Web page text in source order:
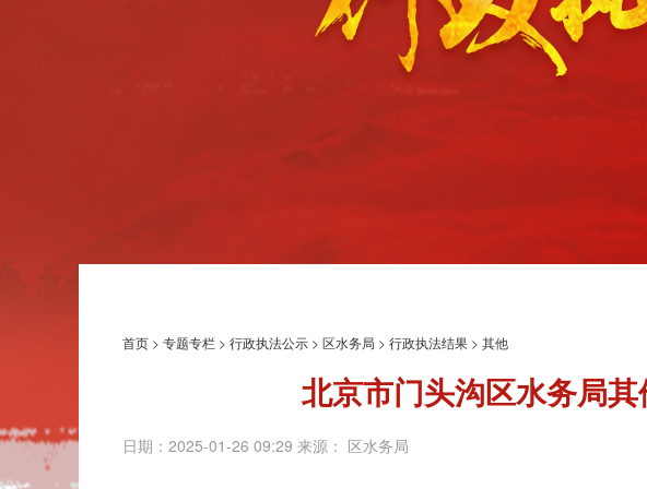
首页 >专题专栏 >行政执法公示 >区水务局 >行政执法结果 >其他
北京市门头沟区水务局
日期：2025-01-26 09:29 来源： 区水务局